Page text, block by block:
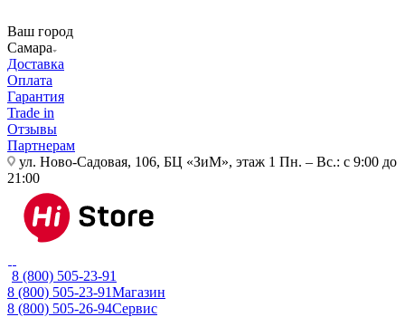
Ваш город
Самара
Доставка
Оплата
Гарантия
Trade in
Отзывы
Партнерам
ул. Ново-Садовая, 106, БЦ «ЗиМ», этаж 1 Пн. – Вс.: с 9:00 до
21:00
8 (800) 505-23-91
8 (800) 505-23-91Магазин
8 (800) 505-26-94Сервис